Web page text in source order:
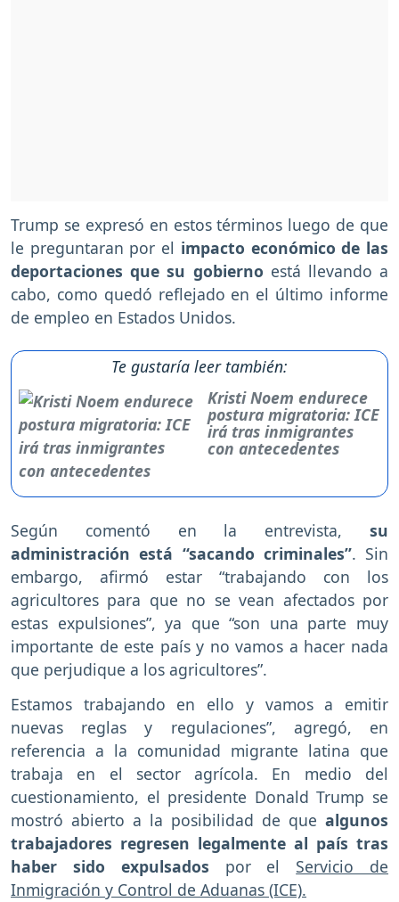
Trump se expresó en estos términos luego de que
le preguntaran por el impacto económico de las
deportaciones que su gobierno está llevando a
cabo, como quedó reflejado en el último informe
de empleo en Estados Unidos.
Te gustaría leer también:
Kristi Noem endurece
postura migratoria: ICE
irá tras inmigrantes
con antecedentes
Según comentó en la entrevista, su
administración está “sacando criminales”. Sin
embargo, afirmó estar “trabajando con los
agricultores para que no se vean afectados por
estas expulsiones”, ya que “son una parte muy
importante de este país y no vamos a hacer nada
que perjudique a los agricultores”.
Estamos trabajando en ello y vamos a emitir
nuevas reglas y regulaciones”, agregó, en
referencia a la comunidad migrante latina que
trabaja en el sector agrícola. En medio del
cuestionamiento, el presidente Donald Trump se
mostró abierto a la posibilidad de que algunos
trabajadores regresen legalmente al país tras
haber sido expulsados por el Servicio de
Inmigración y Control de Aduanas (ICE).